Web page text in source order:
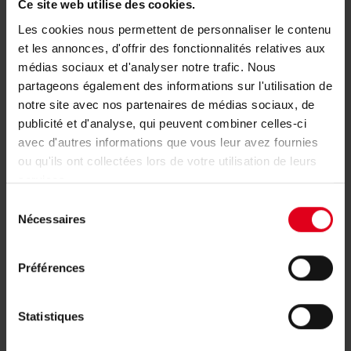
Ce site web utilise des cookies.
Les cookies nous permettent de personnaliser le contenu
et les annonces, d'offrir des fonctionnalités relatives aux
médias sociaux et d'analyser notre trafic. Nous
partageons également des informations sur l'utilisation de
notre site avec nos partenaires de médias sociaux, de
publicité et d'analyse, qui peuvent combiner celles-ci
avec d'autres informations que vous leur avez fournies
ou qu'ils ont collectées lors de votre utilisation de leurs
services.
Nécessaires
Préférences
Statistiques
Uw vertegenwoordiger vinden
Verwante producten